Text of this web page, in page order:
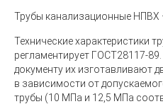
Трубы канализационные
Технические характеристики
регламентирует ГОСТ28117-
документу их изготавливают
в зависимости от
трубы (10 МПа и 12,5 МПа